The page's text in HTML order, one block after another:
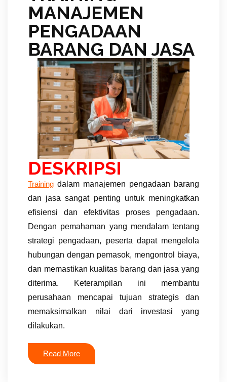
MANAJEMEN
PENGADAAN
BARANG DAN JASA
DESKRIPSI
Training dalam manajemen pengadaan barang
dan jasa sangat penting untuk meningkatkan
efisiensi dan efektivitas proses pengadaan.
Dengan pemahaman yang mendalam tentang
strategi pengadaan, peserta dapat mengelola
hubungan dengan pemasok, mengontrol biaya,
dan memastikan kualitas barang dan jasa yang
diterima. Keterampilan ini membantu
perusahaan mencapai tujuan strategis dan
memaksimalkan nilai dari investasi yang
dilakukan.
Read More